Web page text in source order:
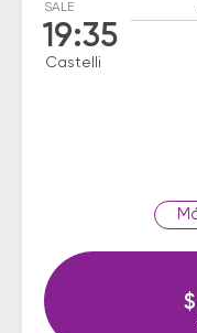
SALE
19:35
Castelli
$